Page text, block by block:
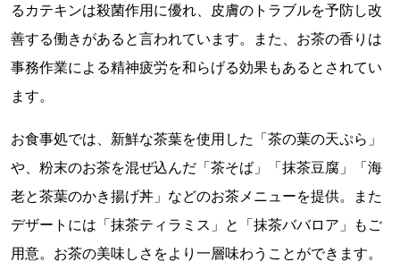
るカテキンは殺菌作用に優れ、皮膚のトラブルを予防し改
善する働きがあると言われています。また、お茶の香りは
事務作業による精神疲労を和らげる効果もあるとされてい
ます。
お食事処では、新鮮な茶葉を使用した「茶の葉の天ぷら」
や、粉末のお茶を混ぜ込んだ「茶そば」「抹茶豆腐」「海
老と茶葉のかき揚げ丼」などのお茶メニューを提供。また
デザートには「抹茶ティラミス」と「抹茶ババロア」もご
用意。お茶の美味しさをより一層味わうことができます。